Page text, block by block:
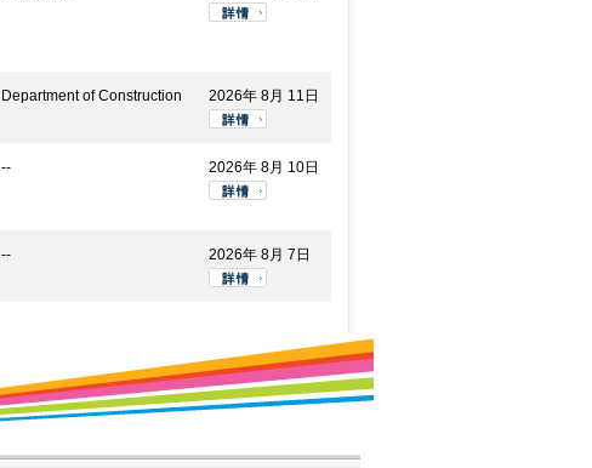
Department of Construction 2026年 8月 11日
-- 2026年 8月 10日
-- 2026年 8月 7日